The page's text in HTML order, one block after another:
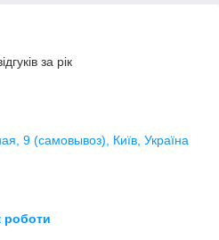
за рік
9 (самовывоз), Київ, Україна
роботи